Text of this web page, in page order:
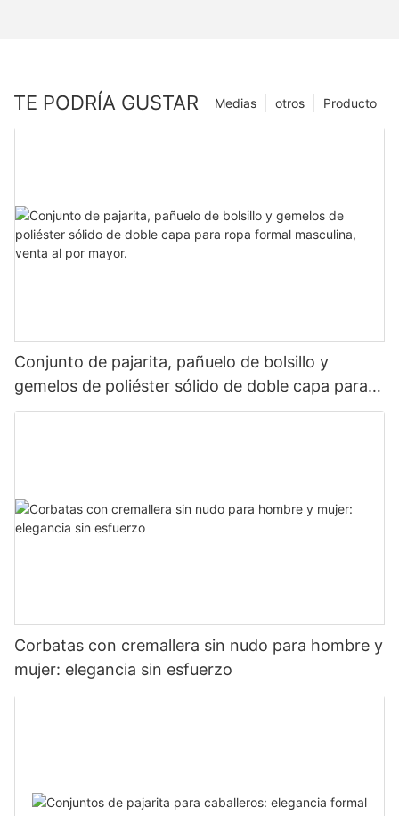
TE PODRÍA GUSTAR Producto
otros
Medias
Conjunto de pajarita, pañuelo de bolsillo y
gemelos de poliéster sólido de doble capa para
ropa formal masculina, venta al por mayor.
Corbatas con cremallera sin nudo para hombre y
mujer: elegancia sin esfuerzo